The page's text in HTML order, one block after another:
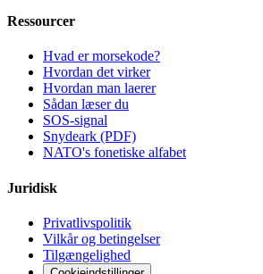
Ressourcer
Hvad er morsekode?
Hvordan det virker
Hvordan man laerer
Sådan læser du
SOS-signal
Snydeark (PDF)
NATO's fonetiske alfabet
Juridisk
Privatlivspolitik
Vilkår og betingelser
Tilgængelighed